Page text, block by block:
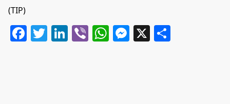
(TIP)
Facebook
Twitter
LinkedIn
ViberWhatsApp
Messenger
X